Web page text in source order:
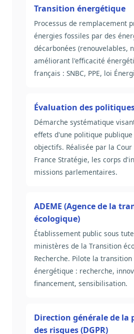
Transition énergétique
Processus de remplacement
énergies fossiles par des
décarbonées (renouvelables,
améliorant l'efficacité
français : SNBC, PPE, loi
Évaluation des
Démarche systématique
effets d'une politique
objectifs. Réalisée par la
France Stratégie, les corps
missions parlementaires.
ADEME (Agence de la
écologique)
Établissement public sous
ministères de la Transition
Recherche. Pilote la
énergétique : recherche,
financement, sensibilisation.
Direction générale de la
des risques (DGPR)